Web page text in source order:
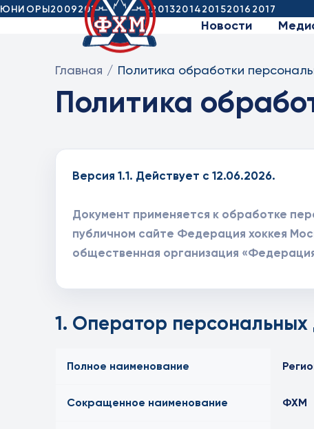
ЮНИОРЫ20092010201120122013201420152016 2017
Новости
Главная / Политика обработки
Политика
Версия 1.1. Действует с 12.06.2026.
Документ применяется к обработке
публичном сайте Федерация хоккея
общественная организация
1. Оператор
Полное наименование
Сокращенное наименование ФХМ